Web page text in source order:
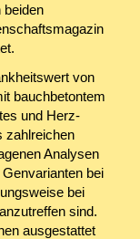
beiden
von
bauchbetontem
und Herz-
zahlreichen
Analysen
bei
bei
sind.
ausgestattet